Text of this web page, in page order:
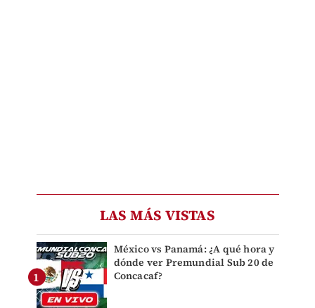
LAS MÁS VISTAS
México vs Panamá: ¿A qué hora y
dónde ver Premundial Sub 20 de
Concacaf?